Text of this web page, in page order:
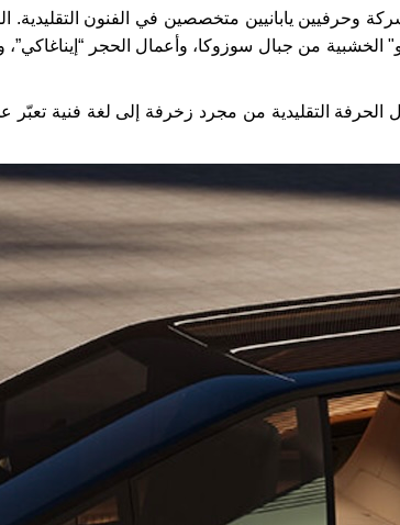
وحرفيين يابانيين متخصصين في الفنون التقليدية.
من جبال سوزوكا، وأعمال الحجر
التقليدية من مجرد زخرفة إلى لغة فنية تعبّر